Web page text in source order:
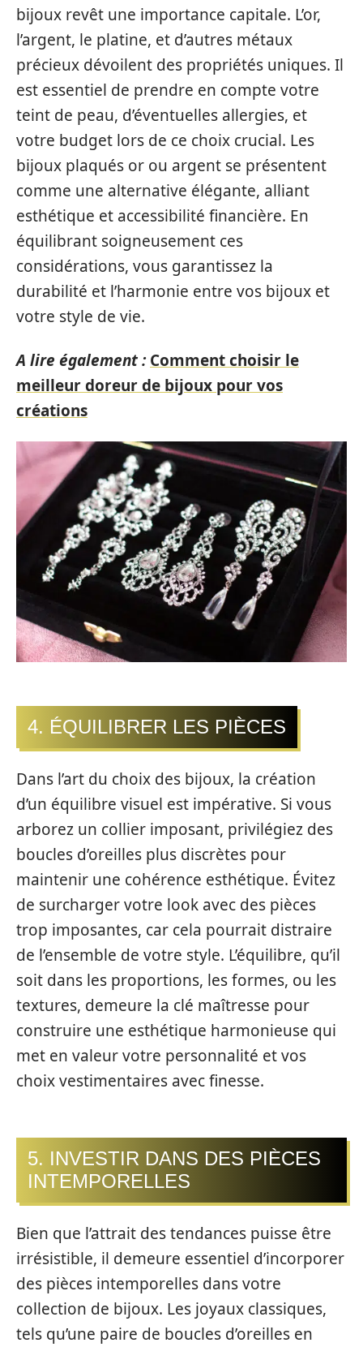
bijoux revêt une importance capitale. L’or,
l’argent, le platine, et d’autres métaux
précieux dévoilent des propriétés uniques. Il
est essentiel de prendre en compte votre
teint de peau, d’éventuelles allergies, et
votre budget lors de ce choix crucial. Les
bijoux plaqués or ou argent se présentent
comme une alternative élégante, alliant
esthétique et accessibilité financière. En
équilibrant soigneusement ces
considérations, vous garantissez la
durabilité et l’harmonie entre vos bijoux et
votre style de vie.
A lire également : Comment choisir le
meilleur doreur de bijoux pour vos
créations
4. ÉQUILIBRER LES PIÈCES
Dans l’art du choix des bijoux, la création
d’un équilibre visuel est impérative. Si vous
arborez un collier imposant, privilégiez des
boucles d’oreilles plus discrètes pour
maintenir une cohérence esthétique. Évitez
de surcharger votre look avec des pièces
trop imposantes, car cela pourrait distraire
de l’ensemble de votre style. L’équilibre, qu’il
soit dans les proportions, les formes, ou les
textures, demeure la clé maîtresse pour
construire une esthétique harmonieuse qui
met en valeur votre personnalité et vos
choix vestimentaires avec finesse.
5. INVESTIR DANS DES PIÈCES
INTEMPORELLES
Bien que l’attrait des tendances puisse être
irrésistible, il demeure essentiel d’incorporer
des pièces intemporelles dans votre
collection de bijoux. Les joyaux classiques,
tels qu’une paire de boucles d’oreilles en